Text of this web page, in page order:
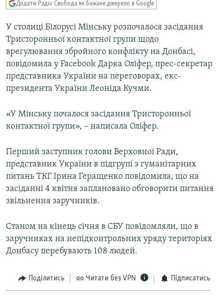
Перейти
пошуку
СУСПІЛЬСТВО
КУЛЬТУРА
СПОРТ
УКРАЇНА
СВІТ
ДОНБАС.РЕАЛІЇ
КРИМ.РЕАЛІЇ
ТИ ЯК?
СХЕМИ
КИТАЙ.ВИКЛИКИ
ФОТО
СПЕЦПРОЄКТИ
ПОДКАСТИ
КРИМ РЕАЛІЇ
РУС
КТАТ
ДОЛУЧАЙСЯ!
Додати Радіо Свобода як бажане джерело в Google
У столиці Білорусі Мінську розпочалося засідання
Тристоронньої контактної групи щодо
врегулювання збройного конфлікту на Донбасі,
повідомила у Facebook Дарка Оліфер, прес-секретар
представника України на переговорах, екс-
президента України Леоніда Кучми.
«У Мінську почалося засідання Тристоронньої
контактної групи», – написала Оліфер.
Перший заступник голови Верховної Ради,
представник України в підгрупі з гуманітарних
питань ТКГ Ірина Геращенко повідомила, що на
засіданні 4 квітня заплановано обговорити питання
звільнення заручників.
Станом на кінець січня в СБУ повідомляли, що в
заручниках на непідконтрольних уряду територіях
Донбасу перебувають 108 людей.
Поділитись Читати без VPN Підписатись